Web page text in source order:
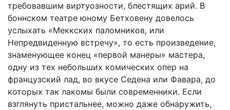
требовавшим виртуозности, блестящих арий. В
боннском театре юному Бетховену довелось
услыхать «Меккских паломников, или
Непредвиденную встречу», то есть произведение,
знаменующее конец «первой манеры» мастера,
одну из тех небольших комических опер на
французский лад, во вкусе Седена или Фавара, до
которых так лакомы были современники. Если
взглянуть пристальнее, можно даже обнаружить,